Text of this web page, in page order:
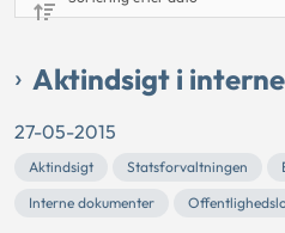
Aktindsigt i
27-05-2015
Aktindsigt Statsforvaltningen
Interne dokumenter